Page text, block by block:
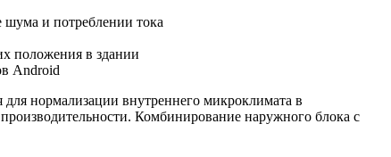
шума и потреблении тока
положения в здании
Android
нормализации внутреннего микроклимата в
Комбинирование наружного блока с